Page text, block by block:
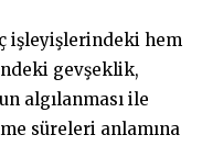
işleyişlerindeki hem
gevşeklik,
algılanması ile
süreleri anlamına